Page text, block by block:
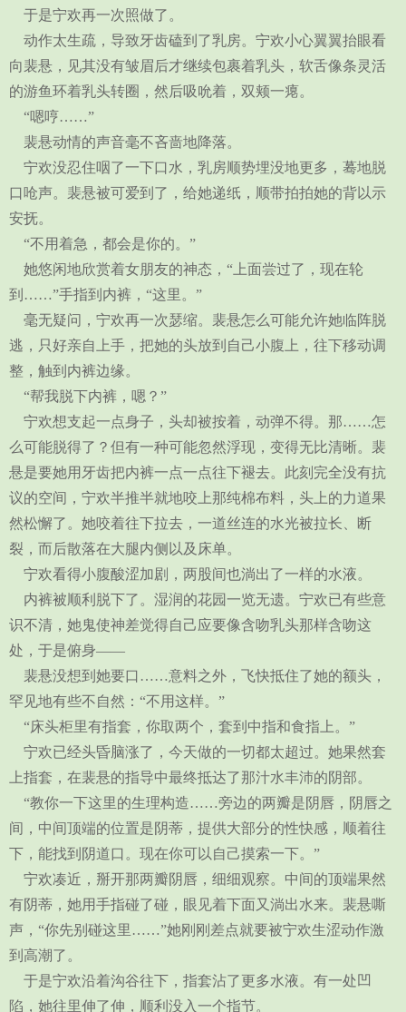
于是宁欢再一次照做了。
动作太生疏，导致牙齿磕到了乳房。宁欢小心翼翼抬眼看
向裴悬，见其没有皱眉后才继续包裹着乳头，软舌像条灵活
的游鱼环着乳头转圈，然后吸吮着，双颊一瘪。
“嗯哼……”
裴悬动情的声音毫不吝啬地降落。
宁欢没忍住咽了一下口水，乳房顺势埋没地更多，蓦地脱
口呛声。裴悬被可爱到了，给她递纸，顺带拍拍她的背以示
安抚。
“不用着急，都会是你的。”
她悠闲地欣赏着女朋友的神态，“上面尝过了，现在轮
到……”手指到内裤，“这里。”
毫无疑问，宁欢再一次瑟缩。裴悬怎么可能允许她临阵脱
逃，只好亲自上手，把她的头放到自己小腹上，往下移动调
整，触到内裤边缘。
“帮我脱下内裤，嗯？”
宁欢想支起一点身子，头却被按着，动弹不得。那……怎
么可能脱得了？但有一种可能忽然浮现，变得无比清晰。裴
悬是要她用牙齿把内裤一点一点往下褪去。此刻完全没有抗
议的空间，宁欢半推半就地咬上那纯棉布料，头上的力道果
然松懈了。她咬着往下拉去，一道丝连的水光被拉长、断
裂，而后散落在大腿内侧以及床单。
宁欢看得小腹酸涩加剧，两股间也淌出了一样的水液。
内裤被顺利脱下了。湿润的花园一览无遗。宁欢已有些意
识不清，她鬼使神差觉得自己应要像含吻乳头那样含吻这
处，于是俯身——
裴悬没想到她要口……意料之外，飞快抵住了她的额头，
罕见地有些不自然：“不用这样。”
“床头柜里有指套，你取两个，套到中指和食指上。”
宁欢已经头昏脑涨了，今天做的一切都太超过。她果然套
上指套，在裴悬的指导中最终抵达了那汁水丰沛的阴部。
“教你一下这里的生理构造……旁边的两瓣是阴唇，阴唇之
间，中间顶端的位置是阴蒂，提供大部分的性快感，顺着往
下，能找到阴道口。现在你可以自己摸索一下。”
宁欢凑近，掰开那两瓣阴唇，细细观察。中间的顶端果然
有阴蒂，她用手指碰了碰，眼见着下面又淌出水来。裴悬嘶
声，“你先别碰这里……”她刚刚差点就要被宁欢生涩动作激
到高潮了。
于是宁欢沿着沟谷往下，指套沾了更多水液。有一处凹
陷，她往里伸了伸，顺利没入一个指节。